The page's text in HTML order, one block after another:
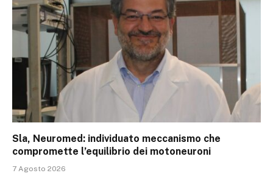
Sla, Neuromed: individuato meccanismo che
compromette l’equilibrio dei motoneuroni
7 Agosto 2026